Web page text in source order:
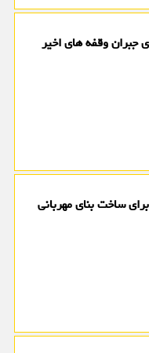
جبران وقفه های اخیر
ساخت بنای مهربانی